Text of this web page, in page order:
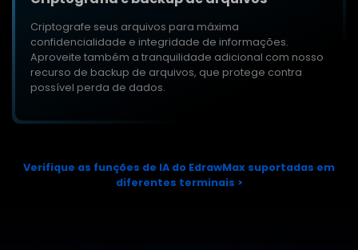
Criptografe seus arquivos para máxima
confidencialidade e integridade de informações.
Aproveite também a tranquilidade adicional com nosso
recurso de backup de arquivos, que protege contra
possível perda de dados.
Verifique as funções de IA do EdrawMax suportadas em
diferentes terminais >